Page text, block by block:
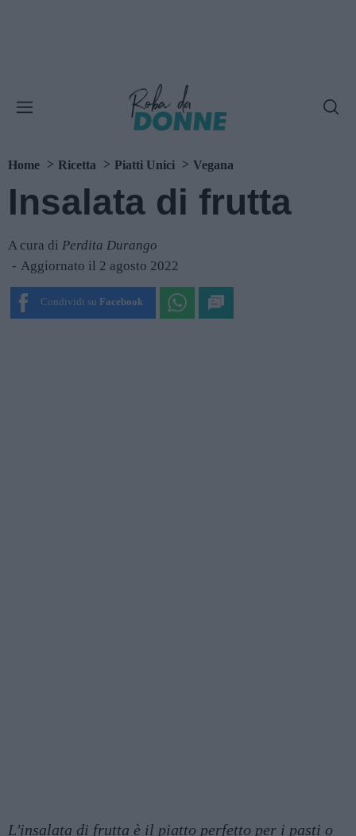
Home Ricetta Piatti Unici Vegana
Insalata di frutta
A cura di Perdita Durango
Aggiornato il 2 agosto 2022
Condividi su Facebook
L'insalata di frutta è il piatto perfetto per i pasti o